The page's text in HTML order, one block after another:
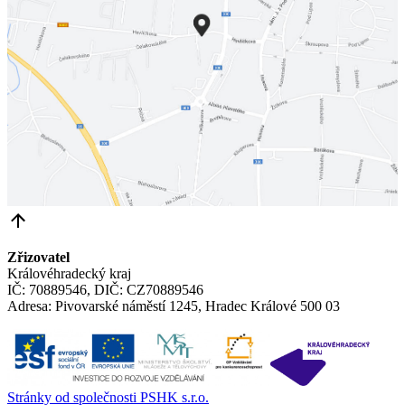
Zřizovatel
Královéhradecký kraj
IČ: 70889546, DIČ: CZ70889546
Adresa: Pivovarské náměstí 1245, Hradec Králové 500 03
Stránky od společnosti PSHK s.r.o.